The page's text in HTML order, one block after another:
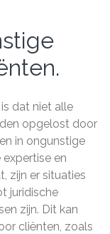
dat niet alle
opgelost door
in ongunstige
en
zijn er situaties
juridische
zijn. Dit kan
cliënten, zoals